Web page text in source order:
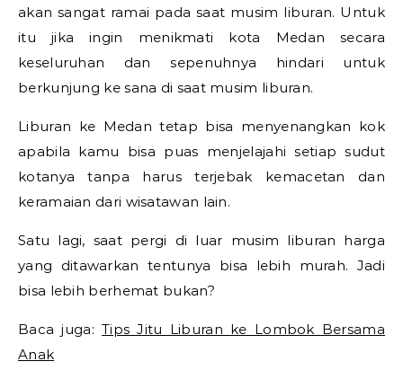
akan sangat ramai pada saat musim liburan. Untuk
itu jika ingin menikmati kota Medan secara
keseluruhan dan sepenuhnya hindari untuk
berkunjung ke sana di saat musim liburan.
Liburan ke Medan tetap bisa menyenangkan kok
apabila kamu bisa puas menjelajahi setiap sudut
kotanya tanpa harus terjebak kemacetan dan
keramaian dari wisatawan lain.
Satu lagi, saat pergi di luar musim liburan harga
yang ditawarkan tentunya bisa lebih murah. Jadi
bisa lebih berhemat bukan?
Baca juga:Tips Jitu Liburan ke Lombok Bersama
Anak